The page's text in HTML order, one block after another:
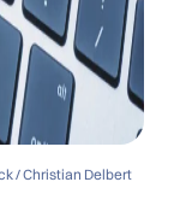
/ Christian Delbert